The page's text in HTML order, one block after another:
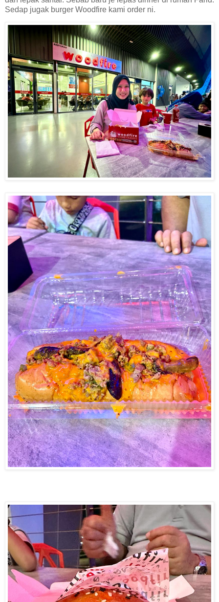
Sedap jugak burger Woodfire kami order ni.